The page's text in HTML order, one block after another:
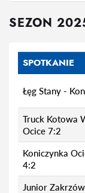
SEZON
SPOTKANIE
Łęg Stany -
Truck Kotowa
Ocice 7:2
Koniczynka
4:2
Junior